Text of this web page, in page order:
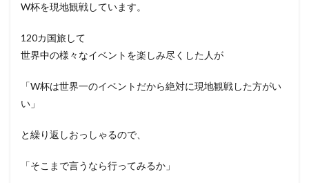
W杯を現地観戦しています。
120カ国旅して
世界中の様々なイベントを楽しみ尽くした人が
「W杯は世界一のイベントだから絶対に現地観戦した方がい
い」
と繰り返しおっしゃるので、
「そこまで言うなら行ってみるか」